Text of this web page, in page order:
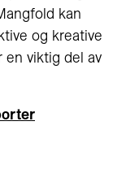
kan
og kreative
en viktig del av